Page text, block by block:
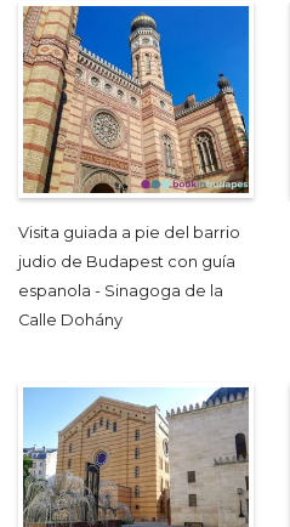
Visita guiada a pie del barrio
judio de Budapest con guía
espanola - Sinagoga de la
Calle Dohány